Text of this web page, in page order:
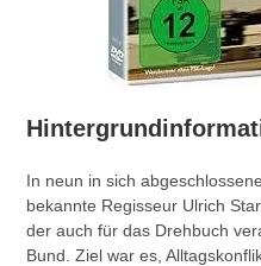
In neun in sich
bekannte Regisseur Ulrich
der auch für das Drehbuch
Bund. Ziel war es,